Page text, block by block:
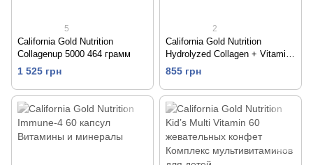
5
California Gold Nutrition
Collagenup 5000 464 грамм
1 525 грн
2
California Gold Nutrition
Hydrolyzed Collagen + Vitamin
C Type 1 & 3 250 таблеток
855 грн